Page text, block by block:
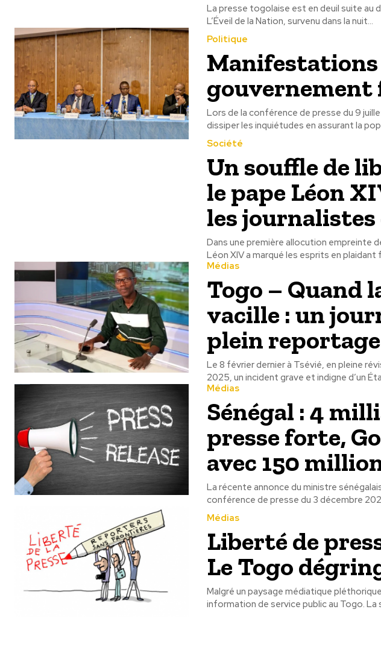
La presse togolaise est en deuil suite au
L’Éveil de la Nation, survenu dans la nuit...
Politique
Manifestations
gouvernement
Lors de la conférence de presse du 9
dissiper les inquiétudes en assurant la
Société
Un souffle de
le pape Léon
les
Dans une première allocution empreinte
Léon XIV a marqué les esprits en plaidant
Médias
Togo – Quand
vacille : un
plein reportage
Le 8 février dernier à Tsévié, en pleine
2025, un incident grave et indigne d’un
Médias
Sénégal : 4
presse forte,
avec 150
La récente annonce du ministre
conférence de presse du 3 décembre
Médias
Liberté de
Le Togo
Malgré un paysage médiatique
information de service public au Togo. La